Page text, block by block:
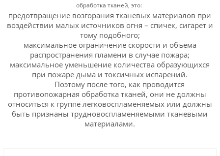
обработка тканей, это:
предотвращение возгорания тканевых материалов при
воздействии малых источников огня – спичек, сигарет и
тому подобного;
максимальное ограничение скорости и объема
распространения пламени в случае пожара;
максимальное уменьшение количества образующихся
при пожаре дыма и токсичных испарений.
Поэтому после того, как проводится
противопожарная обработка тканей, они не должны
относиться к группе легковоспламеняемых или должны
быть признаны трудновоспламеняемыми тканевыми
материалами.